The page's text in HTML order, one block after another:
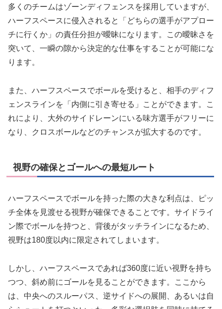
多くのチームはゾーンディフェンスを採用していますが、
ハーフスペースに侵入されると「どちらの選手がアプロー
チに行くか」の責任分担が曖昧になります。この曖昧さを
突いて、一瞬の隙から決定的な仕事をすることが可能にな
ります。
また、ハーフスペースでボールを受けると、相手のディフ
ェンスラインを「内側に引き寄せる」ことができます。こ
れにより、大外のサイドレーンにいる味方選手がフリーに
なり、クロスボールなどのチャンスが拡大するのです。
視野の確保とゴールへの最短ルート
ハーフスペースでボールを持った際の大きな利点は、ピッ
チ全体を見渡せる視野が確保できることです。サイドライ
ン際でボールを持つと、背後がタッチラインになるため、
視野は180度以内に限定されてしまいます。
しかし、ハーフスペースであれば360度に近い視野を持ち
つつ、斜め前にゴールを見ることができます。ここから
は、中央へのスルーパス、逆サイドへの展開、あるいは自